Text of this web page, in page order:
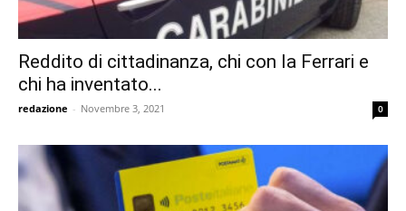
Reddito di cittadinanza, chi con la Ferrari e
chi ha inventato...
redazione - Novembre 3, 2021 0